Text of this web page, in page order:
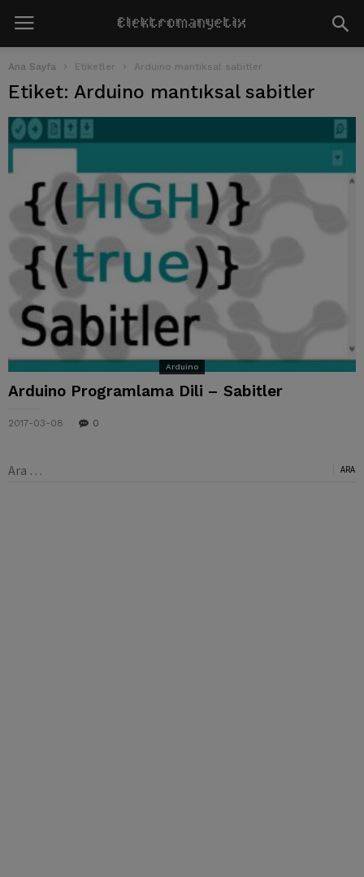
Ana Sayfa Etiketler Arduino mantıksal sabitler
Etiket: Arduino mantıksal sabitler
Arduino
Arduino Programlama Dili – Sabitler
2017-03-08 0
Arama: